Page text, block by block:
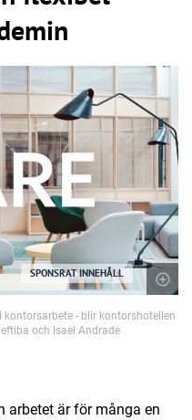
SPONSRAT INNEHÅLL
- blir kontorshotellen
och Isael Andrade
arbetet är för många en